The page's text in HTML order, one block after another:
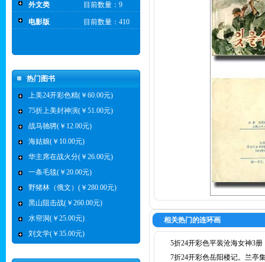
外文类 目前数量：9
电影版 目前数量：410
热门图书
上美24开彩色精(￥60.00元)
75折上美封神演(￥51.00元)
战马驰骋(￥12.00元)
海姑娘(￥10.00元)
华主席在战火分(￥26.00元)
一条毛毯(￥20.00元)
野猪林（俄文）(￥280.00元)
黑山阻击战(￥260.00元)
水帘洞(￥25.00元)
刘文学(￥35.00元)
相关热门的连环画
5折24开彩色平装沧海女神3册
7折24开彩色岳阳楼记。兰亭